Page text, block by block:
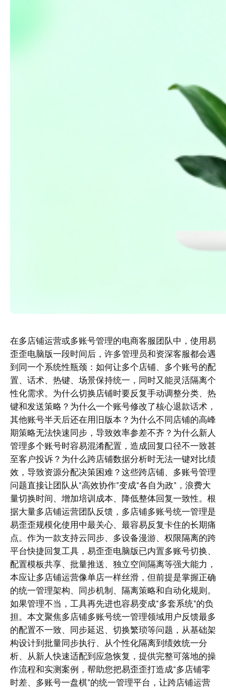
在多店铺运营或多账号管理的电商客服团队中，使用易
歪歪电脑版一段时间后，许多管理员和资深客服都会遇
到同一个系统性瓶颈：如何让多个店铺、多个账号的配
置、话术、热键、场景保持统一，同时又能灵活隔离个
性化需求。为什么切换店铺时要反复手动调整分类、热
键和发送策略？为什么一个账号修改了核心退款话术，
其他账号半天后还在用旧版本？为什么不同店铺的高峰
期策略无法快速同步，导致效率参差不齐？为什么新人
管理多个账号时容易混淆配置，造成回复口径不一致甚
至客户投诉？为什么跨店铺数据分析时无法一键对比绩
效，导致资源分配决策困难？这些跨店铺、多账号管理
问题直接让团队从“高效协作”变成“各自为政”，浪费大
量切换时间、增加培训成本、降低整体回复一致性。根
据大量多店铺运营团队反馈，多店铺多账号统一管理是
易歪歪规模化使用中最关心、最容易反复卡住的长期痛
点。作为一款支持云同步、多设备漫游、权限隔离的跨
平台快捷回复工具，易歪歪电脑版已内置多账号切换、
配置模板共享、批量推送、独立空间隔离等强大能力，
本应让多店铺运营像单店一样丝滑，但前提是掌握正确
的统一管理架构、同步机制、隔离策略和自动化规则。
如果管理不当，工具再先进也容易变成“多套系统”的负
担。本文聚焦多店铺多账号统一管理领域用户反馈最多
的配置不一致、同步延迟、切换繁琐等问题，从基础架
构设计到批量同步执行、从个性化隔离到绩效统一分
析、从新人快速适配到应急恢复，提供完整可落地的操
作流程和实测案例，帮助您把易歪歪打造成“多店铺零
时差、多账号一盘棋”的统一管理平台，让跨店铺运营